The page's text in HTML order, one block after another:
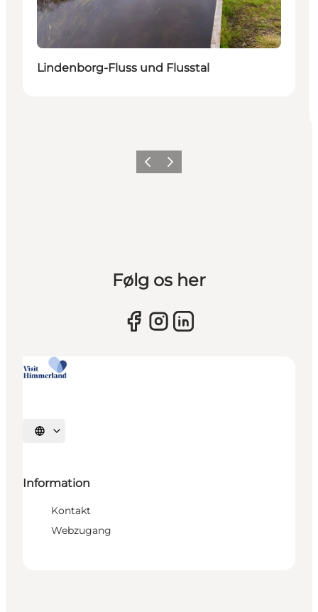
Lindenborg-Fluss und Flusstal
Vorherige Folie
Nächste Folie
Følg os her
Sprache auswählen
Information
Kontakt
Webzugang